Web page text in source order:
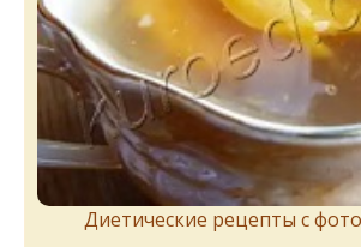
Диетические рецепты с